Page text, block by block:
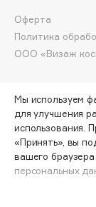
Dorco
DP Daily
Dr. Vranjes
Dr.Ceuracle
Dr.Jart+
DSD de Luxe
Dyson
ДОБАВИТЬ В
ООО «Визаж
Оферта
Политика
Мы используем
для улучшения
использования.
«Принять», вы
вашего
персональных